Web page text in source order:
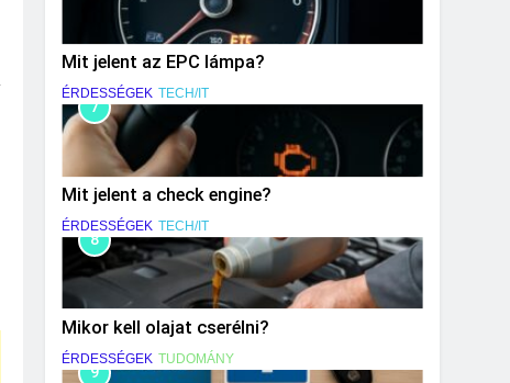
Mit jelent az EPC lámpa?
ÉRDESSÉGEK TECH/IT
7
Mit jelent a check engine?
ÉRDESSÉGEK TECH/IT
8
Mikor kell olajat cserélni?
ÉRDESSÉGEK TUDOMÁNY
9